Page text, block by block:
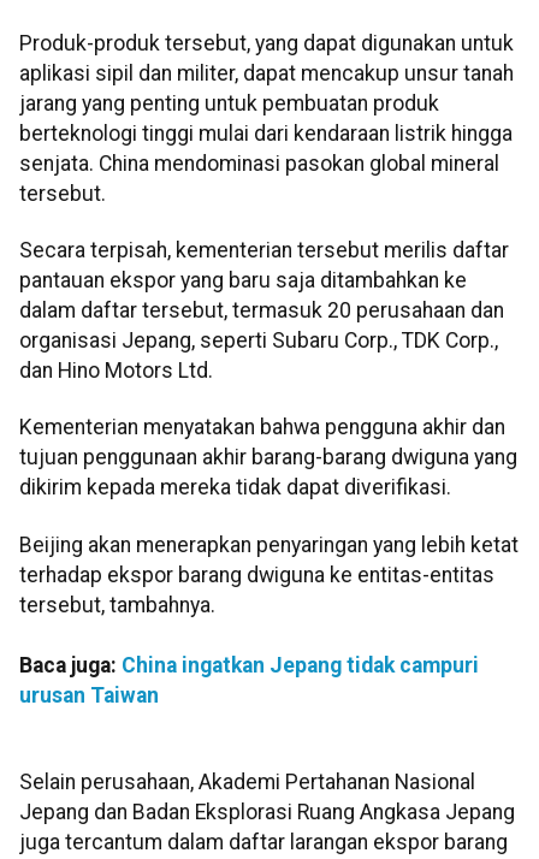
Produk-produk tersebut, yang dapat digunakan untuk
aplikasi sipil dan militer, dapat mencakup unsur tanah
jarang yang penting untuk pembuatan produk
berteknologi tinggi mulai dari kendaraan listrik hingga
senjata. China mendominasi pasokan global mineral
tersebut.
Secara terpisah, kementerian tersebut merilis daftar
pantauan ekspor yang baru saja ditambahkan ke
dalam daftar tersebut, termasuk 20 perusahaan dan
organisasi Jepang, seperti Subaru Corp., TDK Corp.,
dan Hino Motors Ltd.
Kementerian menyatakan bahwa pengguna akhir dan
tujuan penggunaan akhir barang-barang dwiguna yang
dikirim kepada mereka tidak dapat diverifikasi.
Beijing akan menerapkan penyaringan yang lebih ketat
terhadap ekspor barang dwiguna ke entitas-entitas
tersebut, tambahnya.
Baca juga: China ingatkan Jepang tidak campuri
urusan Taiwan
Selain perusahaan, Akademi Pertahanan Nasional
Jepang dan Badan Eksplorasi Ruang Angkasa Jepang
juga tercantum dalam daftar larangan ekspor barang